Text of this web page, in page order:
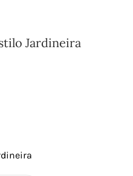
Jardineira